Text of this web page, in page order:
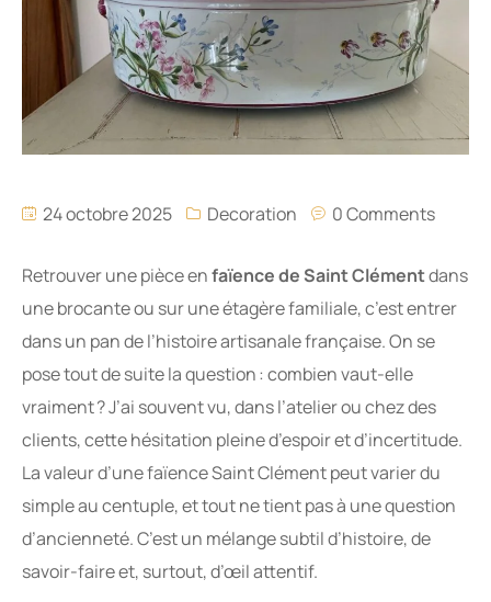
24 octobre 2025 Decoration 0 Comments
Retrouver une pièce enfaïence de Saint Clémentdans
une brocante ou sur une étagère familiale, c’est entrer
dans un pan de l’histoire artisanale française. On se
pose tout de suite la question : combien vaut-elle
vraiment ? J’ai souvent vu, dans l’atelier ou chez des
clients, cette hésitation pleine d’espoir et d’incertitude.
La valeur d’une faïence Saint Clément peut varier du
simple au centuple, et tout ne tient pas à une question
d’ancienneté. C’est un mélange subtil d’histoire, de
savoir-faire et, surtout, d’œil attentif.